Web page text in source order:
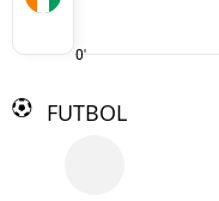
0'
FUTBOL